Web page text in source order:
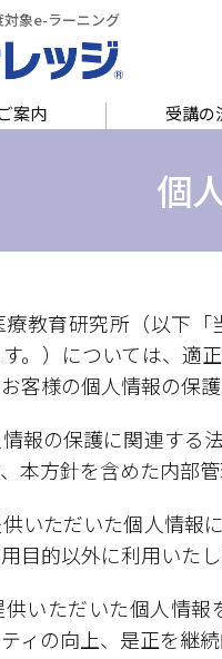
象e-ラーニング
案内 受講の
個
教育研究所（以下
す。）については、
客様の個人情報の保護
報の保護に関連する
本方針を含めた内部
いただいた個人情報
目的以外に利用いたし
いただいた個人情
ィの向上、是正を継続